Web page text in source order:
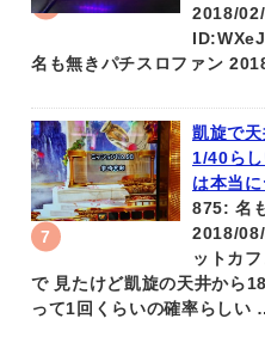
2018/
名も無きパチスロファン
凱旋で
1/40ら
は本当
875: 名
2018/
ットカ
で 見たけど凱旋の天井から
って1回くらいの確率らしい